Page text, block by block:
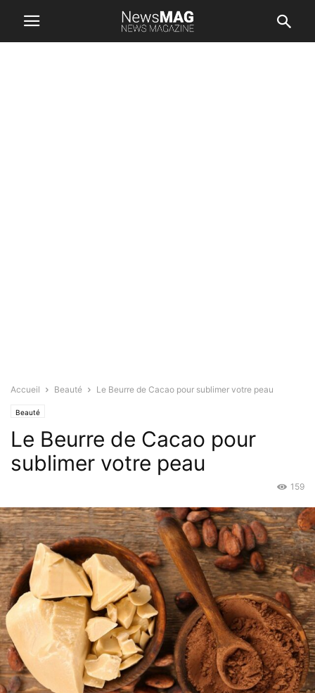
Accueil Beauté Le Beurre de Cacao pour sublimer votre peau
Beauté
Le Beurre de Cacao pour
sublimer votre peau
159